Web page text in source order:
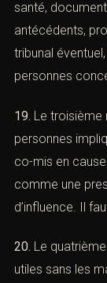
18.LE
identité
santé,
tribunal
personnes
19.Le troisième
personnes
comme une
d’influence. Il